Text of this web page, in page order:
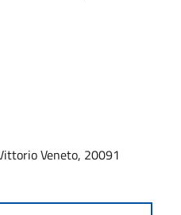
Veneto, 20091